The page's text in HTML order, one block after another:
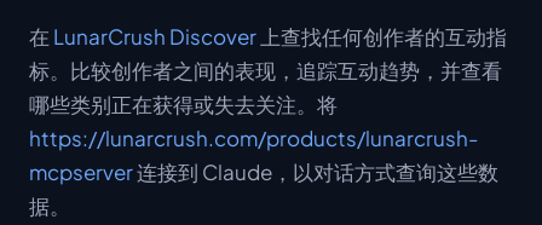
在 LunarCrush Discover 上查找任何创作者的互动指
标。比较创作者之间的表现，追踪互动趋势，并查看
哪些类别正在获得或失去关注。将
https://lunarcrush.com/products/lunarcrush-
mcpserver连接到 Claude，以对话方式查询这些数
据。